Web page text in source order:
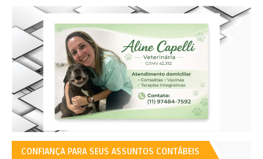
CONFIANÇA PARA SEUS ASSUNTOS CONTÁBEIS